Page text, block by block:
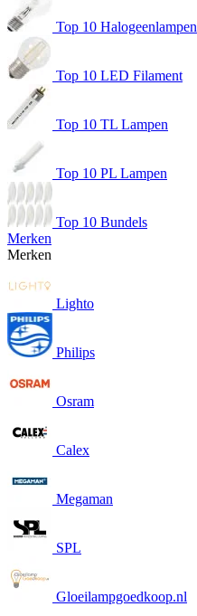
Top 10 Halogeenlampen
Top 10 LED Filament
Top 10 TL Lampen
Top 10 PL Lampen
Top 10 Bundels
Merken
Merken
Lighto
Philips
Osram
Calex
Megaman
SPL
Gloeilampgoedkoop.nl